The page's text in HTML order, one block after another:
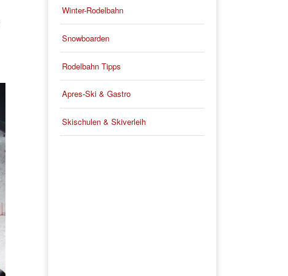
Winter-Rodelbahn
Snowboarden
Rodelbahn Tipps
Apres-Ski & Gastro
Skischulen & Skiverleih